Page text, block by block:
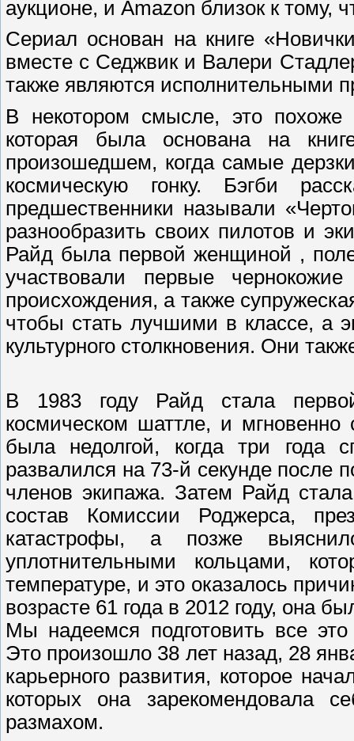
аукционе, и Amazon близок к тому,
Сериал основан на книге
вместе с Седжвик и Валери
также являются исполнительными
В некотором смысле, это
которая была основана на
произошедшем, когда самые
космическую гонку. Бэгби
предшественники называли
разнообразить своих пилотов и
Райд была первой женщиной ,
участвовали первые
происхождения, а также
чтобы стать лучшими в классе, а
культурного столкновения. Они
В 1983 году Райд стала
космическом шаттле, и мгновенно
была недолгой, когда три года
развалился на 73-й секунде после
членов экипажа. Затем Райд
состав Комиссии Роджерса,
катастрофы, а позже
уплотнительными кольцами,
температуре, и это оказалось
возрасте 61 года в 2012 году, она
Мы надеемся подготовить все
Это произошло 38 лет назад, 28
карьерного развития, которое
которых она зарекомендовала
размахом.